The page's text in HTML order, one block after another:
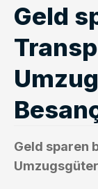
Geld
Geld sparen